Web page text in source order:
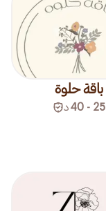
باقة حلوة
25 - 40 د